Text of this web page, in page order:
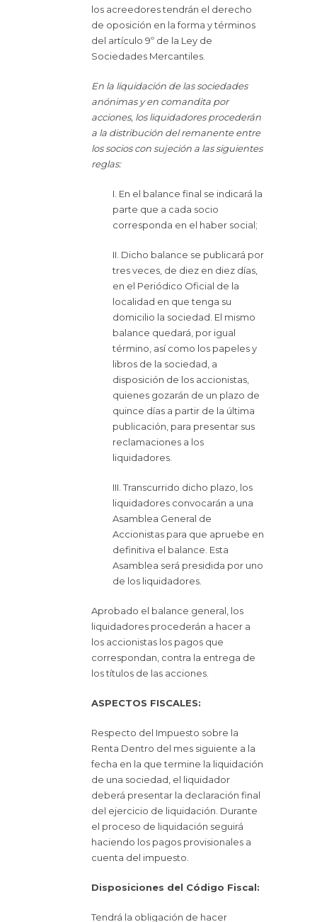
los acreedores tendrán el derecho
de oposición en la forma y términos
del artículo 9º de la Ley de
Sociedades Mercantiles.
En la liquidación de las sociedades
anónimas y en comandita por
acciones, los liquidadores procederán
a la distribución del remanente entre
los socios con sujeción a las siguientes
reglas:
I. En el balance final se indicará la
parte que a cada socio
corresponda en el haber social;
II. Dicho balance se publicará por
tres veces, de diez en diez días,
en el Periódico Oficial de la
localidad en que tenga su
domicilio la sociedad. El mismo
balance quedará, por igual
término, así como los papeles y
libros de la sociedad, a
disposición de los accionistas,
quienes gozarán de un plazo de
quince días a partir de la última
publicación, para presentar sus
reclamaciones a los
liquidadores.
III. Transcurrido dicho plazo, los
liquidadores convocarán a una
Asamblea General de
Accionistas para que apruebe en
definitiva el balance. Esta
Asamblea será presidida por uno
de los liquidadores.
Aprobado el balance general, los
liquidadores procederán a hacer a
los accionistas los pagos que
correspondan, contra la entrega de
los títulos de las acciones.
ASPECTOS FISCALES:
Respecto del Impuesto sobre la
Renta Dentro del mes siguiente a la
fecha en la que termine la liquidación
de una sociedad, el liquidador
deberá presentar la declaración final
del ejercicio de liquidación. Durante
el proceso de liquidación seguirá
haciendo los pagos provisionales a
cuenta del impuesto.
Disposiciones del Código Fiscal:
Tendrá la obligación de hacer